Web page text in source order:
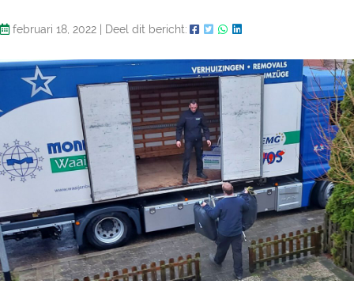
februari 18, 2022 Deel dit bericht: